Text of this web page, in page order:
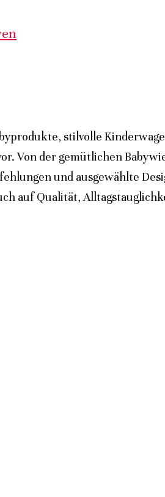
stilvolle
Von der gemütlichen
und ausgewählte
auf Qualität,